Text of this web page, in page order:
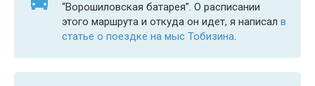
“Ворошиловская батарея”. О расписании
этого маршрута и откуда он идет, я написал в
статье о поездке на мыс Тобизина.